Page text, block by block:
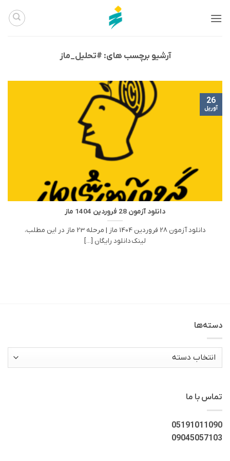
آرشیو برچسب های: #تحلیل_ماز
دانلود آزمون 28 فروردین 1404 ماز
دانلود آزمون 28 فروردین 1404 ماز | مرحله 23 ماز در این مطلب،
لینک دانلود رایگان [...]
26
آوریل
دسته‌ها
دسته‌ها
تماس با ما
05191011090
09045057103